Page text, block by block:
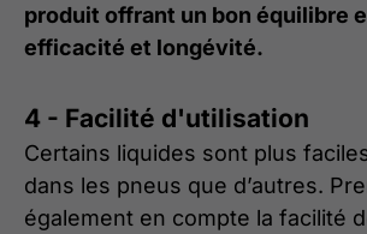
produit offrant un bon équilibre
efficacité et longévité.
4 - Facilité d'utilisation
Certains liquides sont plus
dans les pneus que d’autres.
également en compte la facilité